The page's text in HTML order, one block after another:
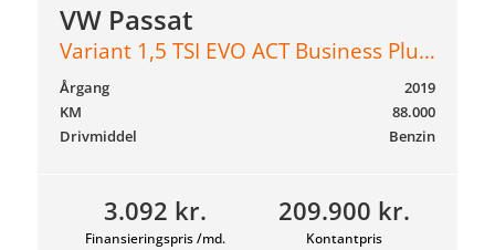
VW Passat
Variant 1,5 TSI EVO ACT Business Plus DSG 150HK Stc 7g Aut.
3.092 kr.
Finansieringspris /md.
209.900 kr.
Kontantpris
2019
Årgang
88.000
KM
Benzin
Drivmiddel